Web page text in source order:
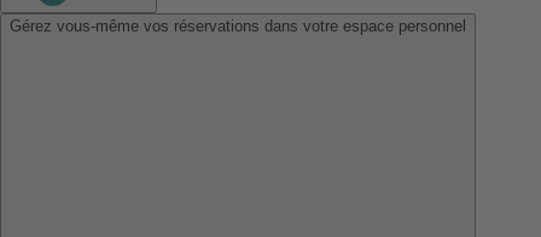
Gérez vous-même vos réservations dans votre espace personnel